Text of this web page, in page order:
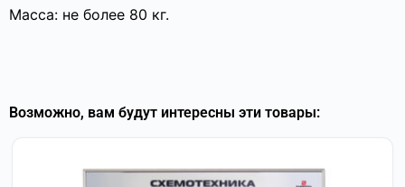
Масса: не более 80 кг.
Возможно, вам будут интересны эти товары: